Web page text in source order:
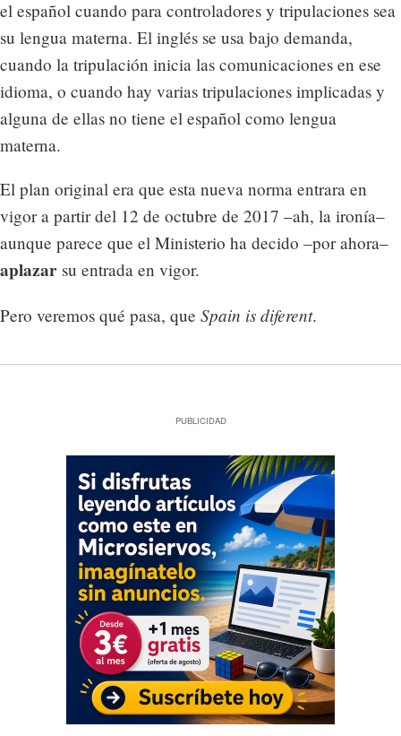
el español cuando para controladores y tripulaciones sea
su lengua materna. El inglés se usa bajo demanda,
cuando la tripulación inicia las comunicaciones en ese
idioma, o cuando hay varias tripulaciones implicadas y
alguna de ellas no tiene el español como lengua
materna.
El plan original era que esta nueva norma entrara en
vigor a partir del 12 de octubre de 2017 –ah, la ironía–
aunque parece que el Ministerio ha decido –por ahora–
aplazar su entrada en vigor.
Pero veremos qué pasa, que Spain is diferent.
PUBLICIDAD